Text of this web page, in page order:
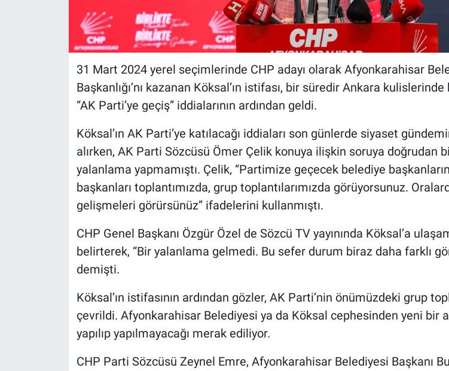
31 Mart 2024 yerel seçimlerinde CHP adayı olarak Afyonkarahisar
Başkanlığı’nı kazanan Köksal’ın istifası, bir süredir Ankara
“AK Parti’ye geçiş” iddialarının ardından geldi.
Köksal’ın AK Parti’ye katılacağı iddiaları son günlerde siyaset
alırken, AK Parti Sözcüsü Ömer Çelik konuya ilişkin soruya doğrudan
yalanlama yapmamıştı. Çelik, “Partimize geçecek belediye
başkanları toplantımızda, grup toplantılarımızda görüyorsunuz.
gelişmeleri görürsünüz” ifadelerini kullanmıştı.
CHP Genel Başkanı Özgür Özel de Sözcü TV yayınında Köksal’a
belirterek, “Bir yalanlama gelmedi. Bu sefer durum biraz daha farklı
demişti.
Köksal’ın istifasının ardından gözler, AK Parti’nin önümüzdeki grup
çevrildi. Afyonkarahisar Belediyesi ya da Köksal cephesinden yeni bir
yapılıp yapılmayacağı merak ediliyor.
CHP Parti Sözcüsü Zeynel Emre, Afyonkarahisar Belediyesi Başkanı